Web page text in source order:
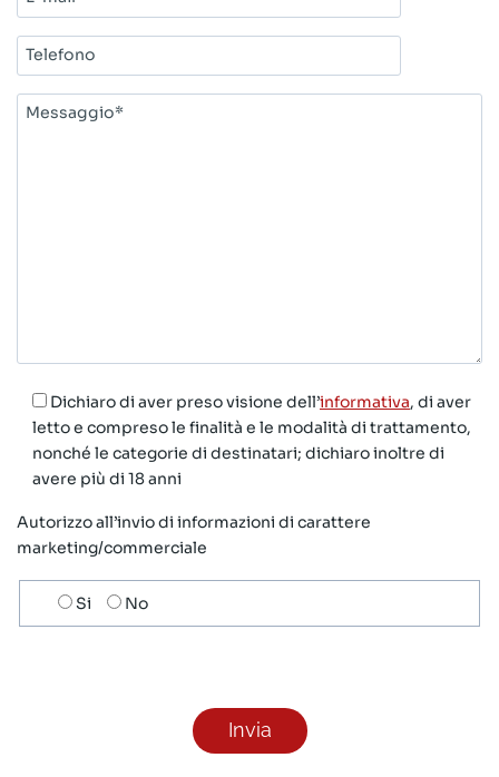
mail*
Telefono
Messaggio*
Dichiaro di aver preso visione dell’informativa, di aver
letto e compreso le finalità e le modalità di trattamento,
nonché le categorie di destinatari; dichiaro inoltre di
avere più di 18 anni
Autorizzo all’invio di informazioni di carattere
marketing/commerciale
Scelta
invio
Si No